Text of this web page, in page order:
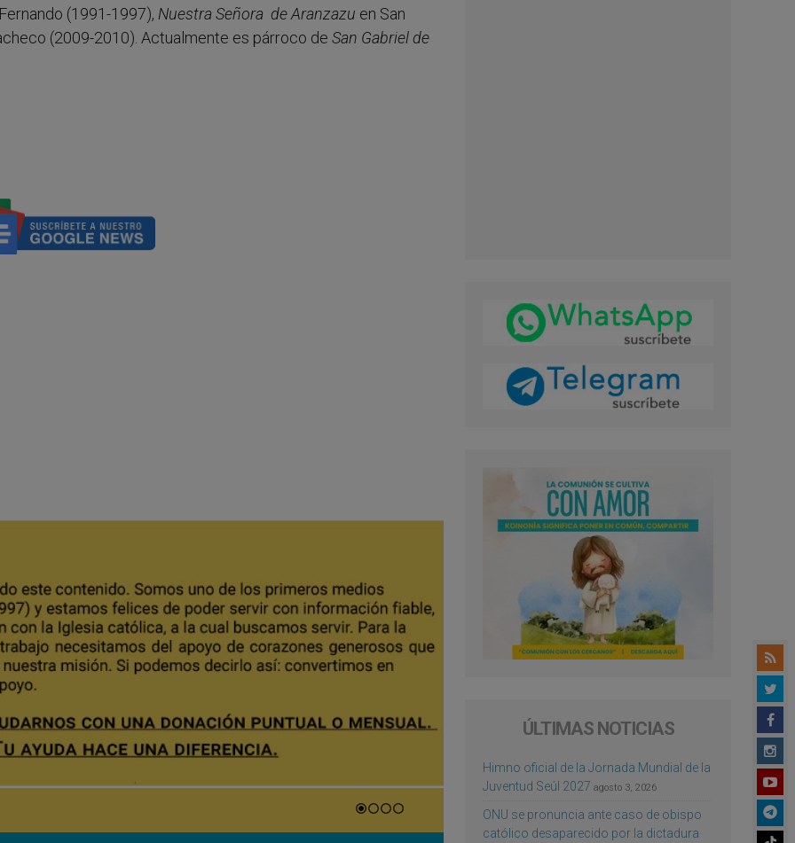
(1991-1997), Nuestra Señora de Aranzazu en San
(2009-2010). Actualmente es párroco de San Gabriel de
ÚLTIMAS NOTICIAS
Himno oficial de la Jornada Mundial de la
Juventud Seúl 2027 agosto 3, 2026
ONU se pronuncia ante caso de obispo
católico desaparecido por la dictadura